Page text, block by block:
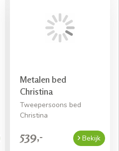
Metalen bed
Christina
Tweepersoons bed
Christina
539,- Bekijk